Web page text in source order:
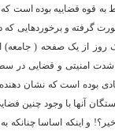
صورت گرفته و برخوردهایی
روز از یک صفحه (
شدت امنیتی و قضایی در
بوده است که نشان
آنها با وجود چنین
خیر؟! و اینکه اساسا